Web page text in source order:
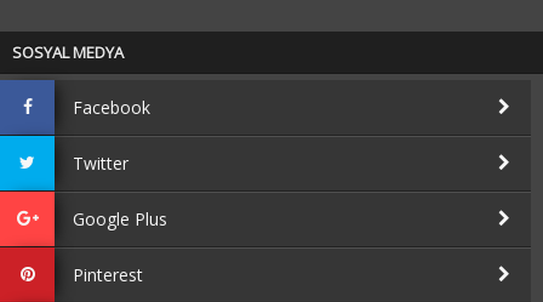
SOSYAL MEDYA
Facebook
Twitter
Google Plus
Pinterest